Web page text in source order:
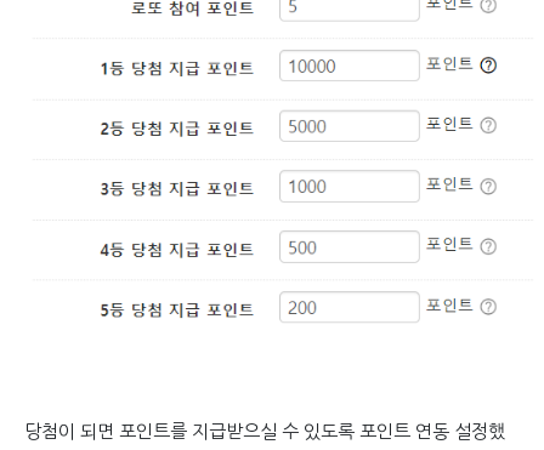
당첨이 되면 포인트를 지급받으실 수 있도록 포인트 연동 설정했